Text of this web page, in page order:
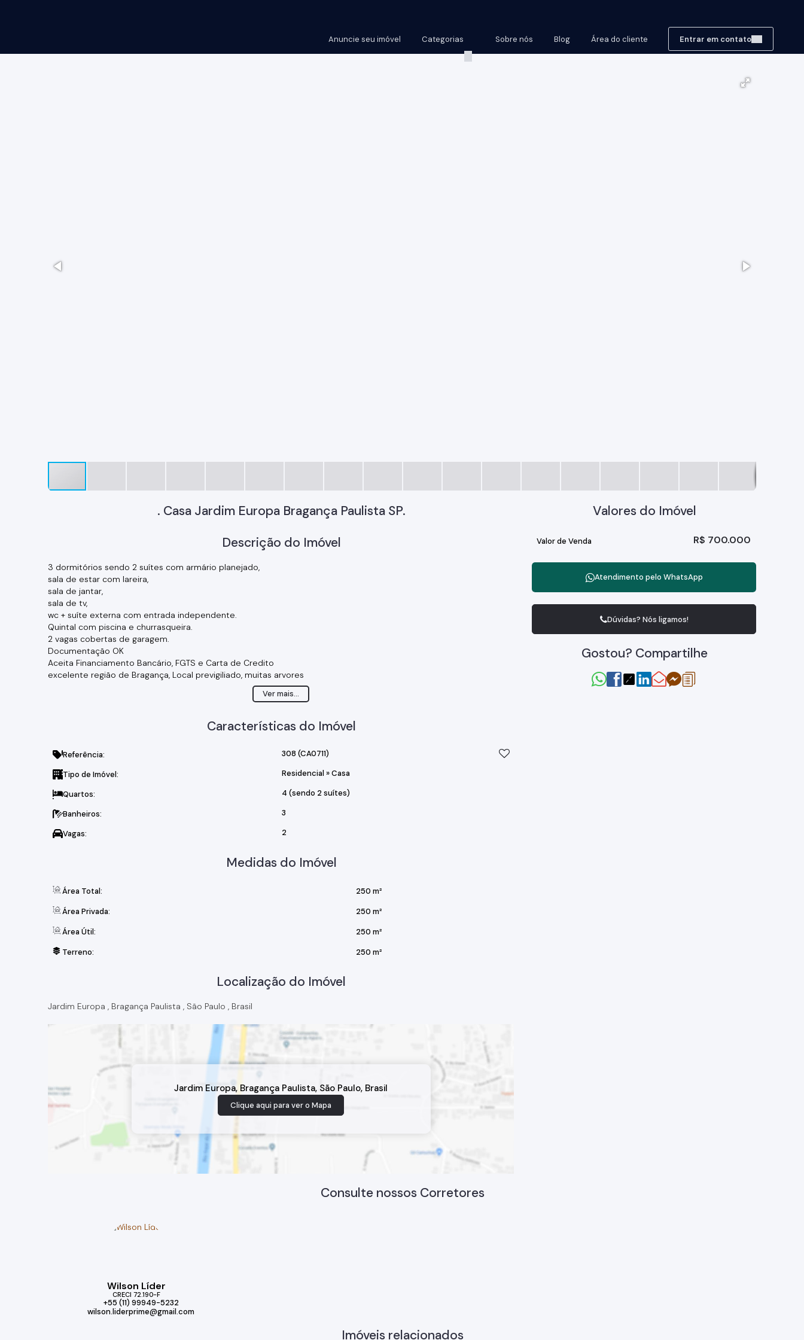
Entrar em contato
Área do cliente
Blog
Sobre nós
Categorias
Anuncie seu imóvel
. Casa Jardim Europa Bragança Paulista SP.
Descrição do Imóvel
3 dormitórios sendo 2 suítes com armário planejado,
sala de estar com lareira,
sala de jantar,
sala de tv,
wc + suíte externa com entrada independente.
Quintal com piscina e churrasqueira.
2 vagas cobertas de garagem.
Documentação OK
Aceita Financiamento Bancário, FGTS e Carta de Credito
excelente região de Bragança, Local previgiliado, muitas arvores
Traga sua família para conhecer essa belissíma casa
Ver mais...
Características do Imóvel
Referência: 308 (CA0711)
Tipo de Imóvel: Residencial »Casa
Quartos: 4 (sendo 2 suítes)
Banheiros: 3
Vagas: 2
Medidas do Imóvel
Área Total:
250 m²
Área Privada:
250 m²
Área Útil:
250 m²
Terreno:
250 m²
Localização do Imóvel
Jardim Europa , Bragança Paulista , São Paulo , Brasil
Jardim Europa, Bragança Paulista, São Paulo, Brasil
Clique aqui para ver o Mapa
Valores do Imóvel
R$ 700.000
Valor de Venda
Atendimento pelo WhatsApp
Dúvidas? Nós ligamos!
Gostou? Compartilhe
Consulte nossos Corretores
Wilson Líder
CRECI 72.190-F
+55 (11) 99949-5232
wilson.liderprime@gmail.com
Imóveis relacionados